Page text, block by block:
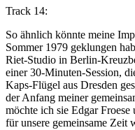
Track 14:
So ähnlich könnte meine
Sommer 1979 geklungen
Riet-Studio in Berlin-
einer 30-Minuten-Session,
Kaps-Flügel aus Dresden
der Anfang meiner
möchte ich sie Edgar
für unsere gemeinsame Zeit